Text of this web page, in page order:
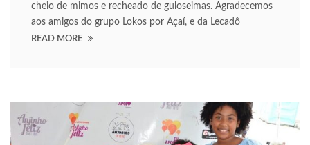
panel
panel
panel
panel
cheio de mimos e recheado de guloseimas. Agradecemos
aos amigos do grupo Lokos por Açaí, e da Lecadô
READ MORE